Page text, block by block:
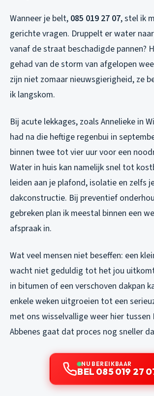
Wanneer je belt, 085 019 27 07, stel ik
gerichte vragen. Druppelt er water
vanaf de straat beschadigde pannen?
gehad van de storm van afgelopen
zijn niet zomaar nieuwsgierigheid, ze
ik langskom.
Bij acute lekkages, zoals Annelieke in
had na die heftige regenbui in
binnen twee tot vier uur voor een
Water in huis kan namelijk snel tot
leiden aan je plafond, isolatie en zelfs
dakconstructie. Bij preventief
gebreken plan ik meestal binnen een
afspraak in.
Wat veel mensen niet beseffen: een
wacht niet geduldig tot het jou
in bitumen of een verschoven dakpan
enkele weken uitgroeien tot een
met ons wisselvallige weer hier
Abbenes gaat dat proces nog sneller
NU BEREIKBAAR
BEL 085 019 27